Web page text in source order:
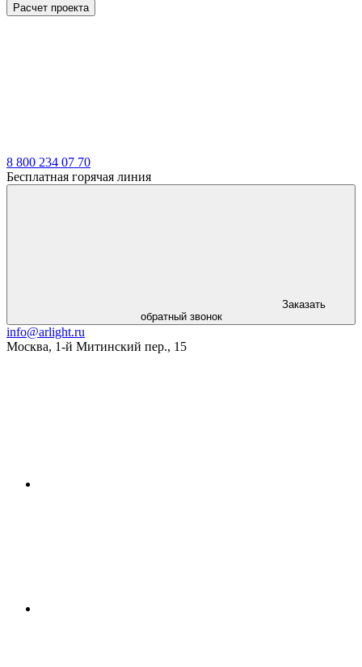
Расчет проекта
8 800 234 07 70
Бесплатная горячая линия
Заказать
обратный звонок
info@arlight.ru
Москва, 1-й Митинский пер., 15